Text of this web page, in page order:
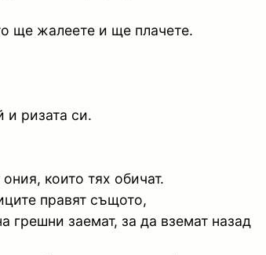
ще жалеете и ще плачете.
и ризата си.
които тях обичат.
правят същото,
грешни заемат, за да вземат назад